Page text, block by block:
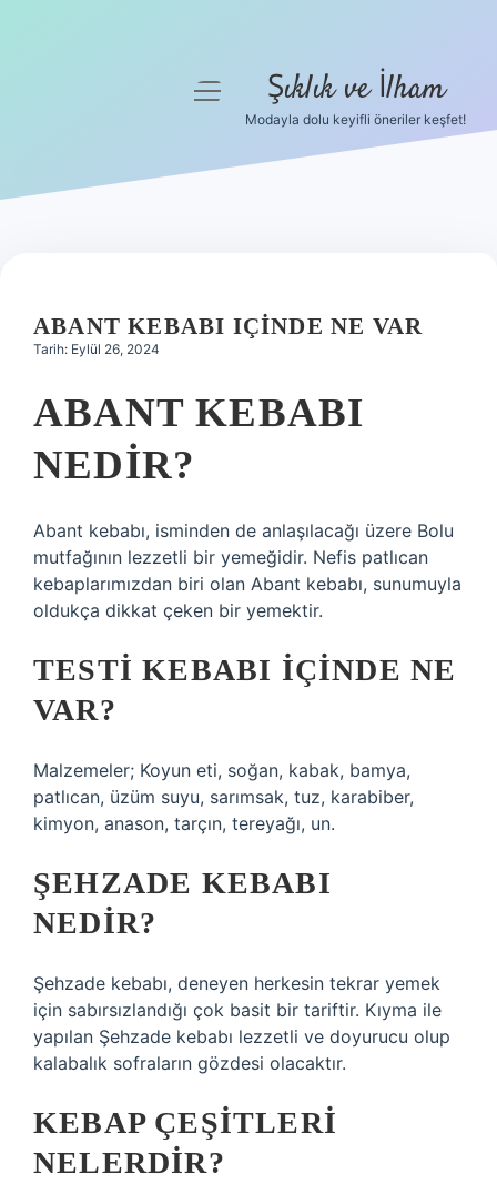
Hakkımızda
menüyü
Şıklık ve İlham
Modayla dolu keyifli öneriler keşfet!
ABANT KEBABI IÇINDE NE VAR
Tarih: Eylül 26, 2024
ABANT KEBABI
NEDIR?
Abant kebabı, isminden de anlaşılacağı üzere Bolu
mutfağının lezzetli bir yemeğidir. Nefis patlıcan
kebaplarımızdan biri olan Abant kebabı, sunumuyla
oldukça dikkat çeken bir yemektir.
TESTI KEBABI IÇINDE NE
VAR?
Malzemeler; Koyun eti, soğan, kabak, bamya,
patlıcan, üzüm suyu, sarımsak, tuz, karabiber,
kimyon, anason, tarçın, tereyağı, un.
ŞEHZADE KEBABI
NEDIR?
Şehzade kebabı, deneyen herkesin tekrar yemek
için sabırsızlandığı çok basit bir tariftir. Kıyma ile
yapılan Şehzade kebabı lezzetli ve doyurucu olup
kalabalık sofraların gözdesi olacaktır.
KEBAP ÇEŞITLERI
NELERDIR?